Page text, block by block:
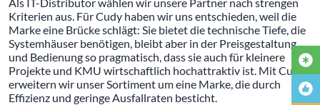
Kriterien aus. Für Cudy haben wir uns entschieden, weil die
Marke eine Brücke schlägt: Sie bietet die technische Tiefe, die
Systemhäuser benötigen, bleibt aber in der Preisgestaltung
und Bedienung so pragmatisch, dass sie auch für kleinere
Projekte und KMU wirtschaftlich hochattraktiv ist. Mit Cudy
erweitern wir unser Sortiment um eine Marke, die durch
Effizienz und geringe Ausfallraten besticht.